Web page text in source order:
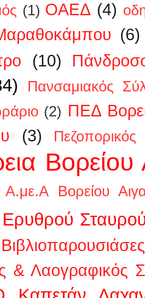
(1) ΟΑΕΔ (4)
(6)
(10)
Πανσαμιακός
(2) ΠΕΔ
(3)
Βορείου
Βορείου
Ερυθρού
& Λαογραφικός